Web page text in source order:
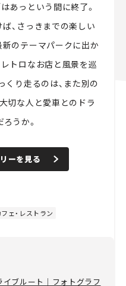
あっという間に終了。
、さっきまでの楽しい
のテーマパークに出か
トロなお店と風景を巡
くり走るのは、また別の
切な人と愛車とのドラ
うか。
ーを見る
フェ・レストラン
ブルート｜フォトグラフ